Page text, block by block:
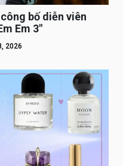
bố diễn viên
Em 3″
2026